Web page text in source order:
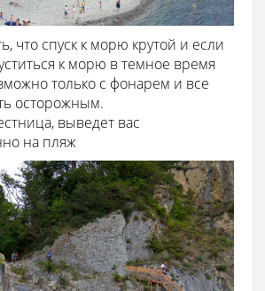
что спуск к морю крутой и если
к морю в темное время
только с фонарем и все
осторожным.
выведет вас
на пляж